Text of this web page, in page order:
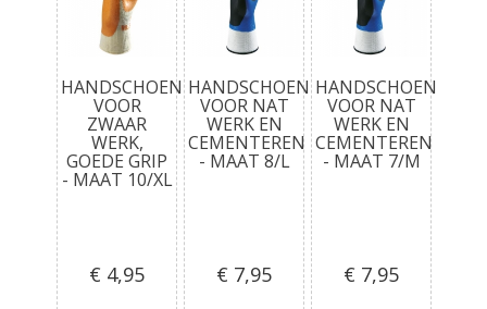
HANDSCHOEN
VOOR
ZWAAR
WERK,
GOEDE GRIP
- MAAT 10/XL
€ 4,95
HANDSCHOEN
VOOR NAT
WERK EN
CEMENTEREN
- MAAT 8/L
€ 7,95
HANDSCHOEN
VOOR NAT
WERK EN
CEMENTEREN
- MAAT 7/M
€ 7,95